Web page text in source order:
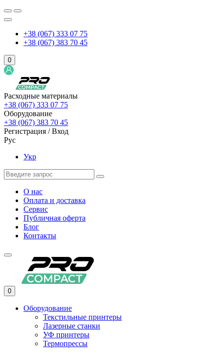
+38 (067) 333 07 75
+38 (067) 383 70 45
0
Расходные материалы
+38 (067) 333 07 75
Оборудование
+38 (067) 383 70 45
Регистрация / Вход
Рус
Укр
О нас
Оплата и доставка
Сервис
Публичная оферта
Блог
Контакты
0
Оборудование
Текстильные принтеры
Лазерные станки
УФ принтеры
Термопрессы